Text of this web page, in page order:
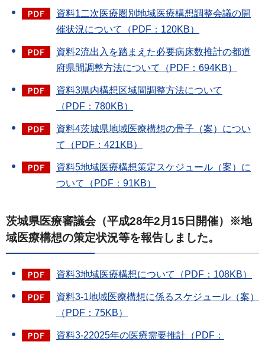
資料1二次医療圏別地域医療構想調整会議の開
催状況について（PDF：120KB）
資料2流出入を踏まえた必要病床数推計の都道
府県間調整方法について（PDF：694KB）
資料3県内構想区域間調整方法について
（PDF：780KB）
資料4茨城県地域医療構想の骨子（案）につい
て（PDF：421KB）
資料5地域医療構想策定スケジュール（案）に
ついて（PDF：91KB）
茨城県医療審議会（平成28年2月15日開催）※地
域医療構想の策定状況等を報告しました。
資料3地域医療構想について（PDF：108KB）
資料3-1地域医療構想に係るスケジュール（案）
（PDF：75KB）
資料3-22025年の医療需要推計（PDF：